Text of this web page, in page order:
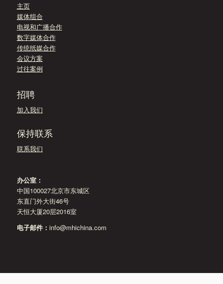
主页
媒体组合
电视和广播合作
数字媒体合作
传统纸媒合作
会议方案
过往案例
招聘
加入我们
保持联系
联系我们
办公室：
中国100027北京市东城区
东直门外大街46号
天恒大厦20层2016室
电子邮件： info@mhichina.com